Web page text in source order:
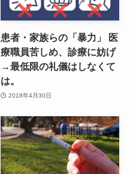
患者・家族らの「暴力」 医
療職員苦しめ、診療に妨げ
→最低限の礼儀はしなくて
は。
2018年4月30日